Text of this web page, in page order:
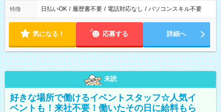
特徴 日払いOK / 履歴書不要 / 電話対応なし / パソコンスキル不要
気になる！ 応募する 詳細へ
未読
好きな場所で働けるイベントスタッフ☆人気イ
ベントも！来社不要！働いたその日に給料もら